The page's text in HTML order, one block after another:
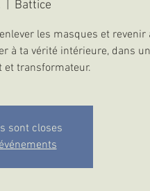
Battice
les masques et revenir
à ta vérité intérieure, dans
et transformateur.
sont closes